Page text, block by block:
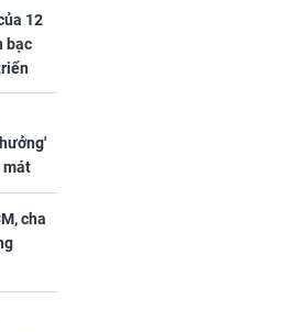
12
bạc
lộc
công
mát
cha